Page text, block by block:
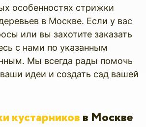
особенностях стрижки
в Москве. Если у вас
или вы захотите заказать
с нами по указанным
Мы всегда рады помочь
идеи и создать сад вашей
кустарников в Москве